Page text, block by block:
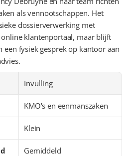
als vennootschappen. Het
dossierverwerking met
klantenportaal, maar blijft
een fysiek gesprek op kantoor aan
Invulling
KMO's en eenmanszaken
Klein
Gemiddeld